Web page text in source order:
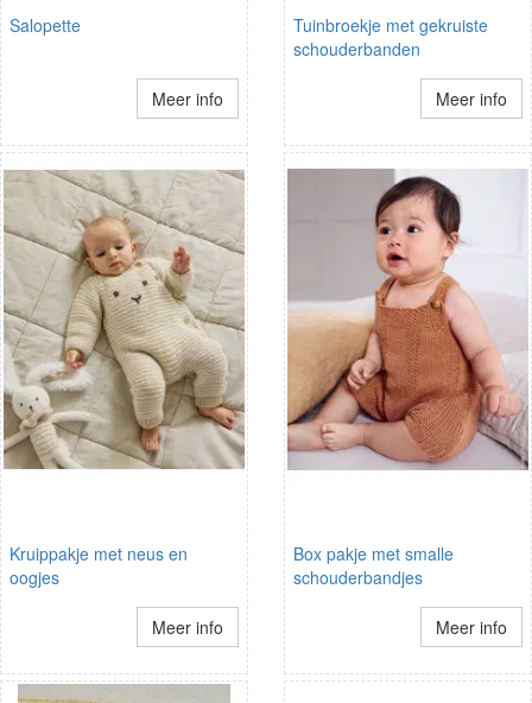
Salopette
Meer info
Tuinbroekje met gekruiste
schouderbanden
Meer info
Kruippakje met neus en
oogjes
Meer info
Box pakje met smalle
schouderbandjes
Meer info